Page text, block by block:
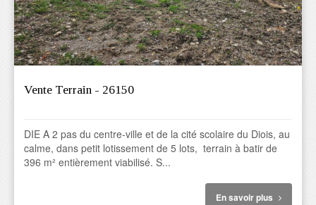
Vente Terrain - 26150
DIE A 2 pas du centre-ville et de la cité scolaire du Diois, au
calme, dans petit lotissement de 5 lots, terrain à batir de
396 m² entièrement viabilisé. S...
En savoir plus